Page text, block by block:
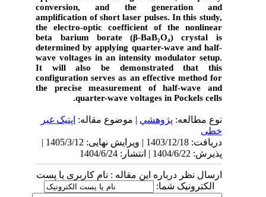
conversion, and the generation and
amplification of short laser pulses. In this study,
the electro-optic coefficient of the nonlinear
beta barium borate (β-BaB₂O₄) crystal is
determined by applying quarter-wave andhalf-
wave voltages in anintensity modulatorsetup.
It will also be demonstrated that this
configuration serves as an effective method for
the precise measurement of half-wave and
quarter-wave voltages in Pockels cells.
نوع مطالعه:پژوهشي| موضوع مقاله:اپتیک غیر
خطی
دریافت: 1403/12/18 | ویرایش نهایی: 1405/3/12 |
پذیرش: 1404/6/22 | انتشار: 1404/6/24
ارسال نظر درباره این مقاله : نام کاربری یا پست
الکترونیک شما: